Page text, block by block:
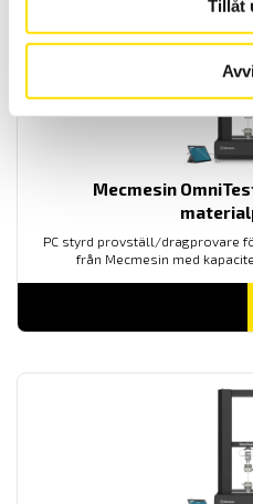
Tillåt
Mecmesin
PC styrd provställ/dragprovare
från Mecmesin med